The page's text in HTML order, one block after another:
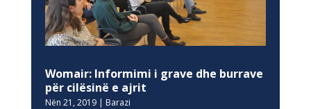
Womair: Informimi i grave dhe burrave
për cilësinë e ajrit
Nën 21, 2019| Barazi